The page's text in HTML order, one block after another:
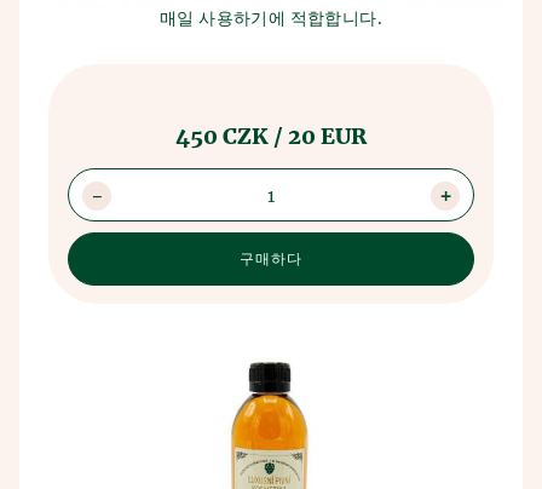
매일 사용하기에 적합합니다.
450 CZK / 20 EUR
1
확인되었습니다. 이 시기에 이미 맥주 목욕의 예방 효과가 발
발효가 진행됩니다. 이 반완성 맥주는 맥주 탱크에 저장되어